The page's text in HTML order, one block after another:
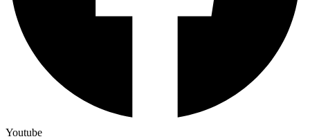
Youtube